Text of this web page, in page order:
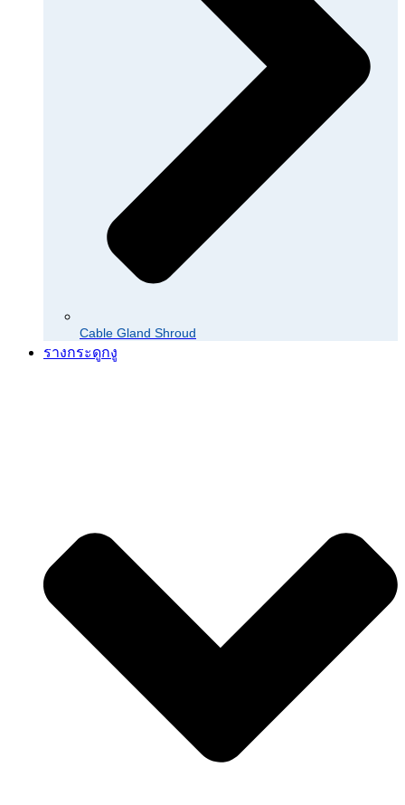
Cable Gland Shroud
รางกระดูกงู